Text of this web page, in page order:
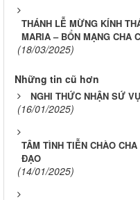
THÁNH LỄ MỪNG KÍNH
MARIA – BỔN MẠNG CHA
(18/03/2025)
Những tin cũ hơn
NGHI THỨC NHẬN SỨ
(16/01/2025)
TÂM TÌNH TIỄN CHÀO
ĐẠO
(14/01/2025)